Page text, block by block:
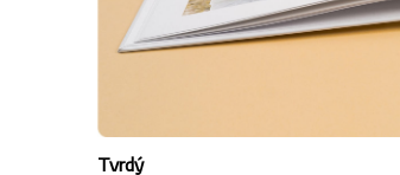
Tvrdý